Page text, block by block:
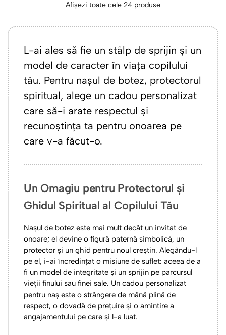
Afișezi toate cele 24 produse
L-ai ales să fie un stâlp de sprijin și un
model de caracter în viața copilului
tău. Pentru nașul de botez, protectorul
spiritual, alege un cadou personalizat
care să-i arate respectul și
recunoștința ta pentru onoarea pe
care v-a făcut-o.
Un Omagiu pentru Protectorul și
Ghidul Spiritual al Copilului Tău
Nașul de botez este mai mult decât un invitat de
onoare; el devine o figură paternă simbolică, un
protector și un ghid pentru noul creștin. Alegându-l
pe el, i-ai încredințat o misiune de suflet: aceea de a
fi un model de integritate și un sprijin pe parcursul
vieții finului sau finei sale. Un cadou personalizat
pentru naș este o strângere de mână plină de
respect, o dovadă de prețuire și o amintire a
angajamentului pe care și l-a luat.